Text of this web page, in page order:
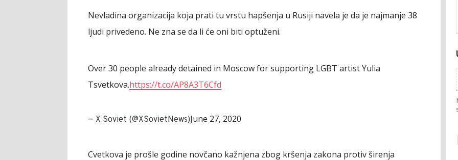
Nevladina organizacija koja prati tu vrstu hapšenja u Rusiji navela je da je najmanje 38
ljudi privedeno. Ne zna se da li će oni biti optuženi.
Over 30 people already detained in Moscow for supporting LGBT artist Yulia
Tsvetkova.https://t.co/AP8A3T6Cfd
— X Soviet (@XSovietNews)June 27, 2020
Cvetkova je prošle godine novčano kažnjena zbog kršenja zakona protiv širenja